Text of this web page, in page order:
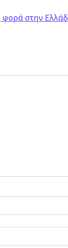
φορά στην